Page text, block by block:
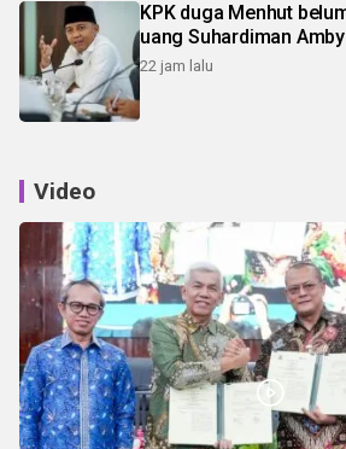
KPK duga Menhut
uang Suhardiman Amby
22 jam lalu
Video